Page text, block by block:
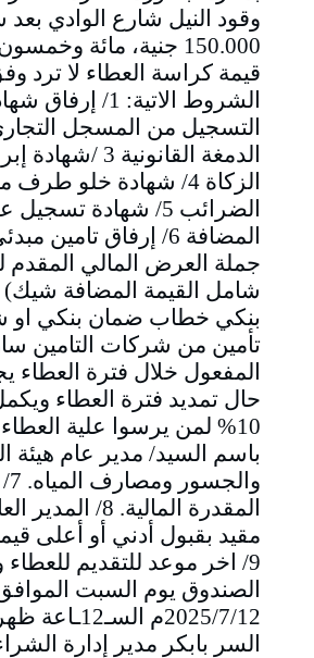
وقود النيل شارع الوادي بعد
150.000 جنية، مائة
قيمة كراسة العطاء لا ترد
الشروط الاتية: 1/ إرفاق
الدمغة القانونية
الزكاة 4/ شهادة خلو طرف
الضرائب 5/ شهادة
جملة العرض المالي المقدم
شامل القيمة المضافة
بنكي خطاب ضمان بنكي او
تأمين من شركات التامين
المفعول خلال فترة العطاء
حال تمديد فترة العطاء
10% لمن يرسوا علية
باسم السيد/ مدير عام هيئة
المقدرة المالية. 8/
مقيد بقبول أدني أو أعلى
9/ اخر موعد للتقديم للعطاء
الصندوق يوم السبت
2025/7/12م
السر بابكر مدير إدارة